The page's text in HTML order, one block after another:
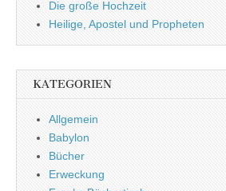
Die große Hochzeit
Heilige, Apostel und Propheten
KATEGORIEN
Allgemein
Babylon
Bücher
Erweckung